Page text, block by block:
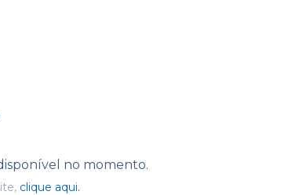
no momento.
clique aqui.